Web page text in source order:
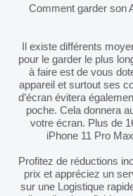
Comment garder son
Il existe différents
pour le garder le plus
à faire est de vous
appareil et surtout ses
d’écran évitera
poche. Cela donnera
votre écran. Plus de
iPhone 11 Pro
Profitez de réductions
prix et appréciez un
sur une Logistique